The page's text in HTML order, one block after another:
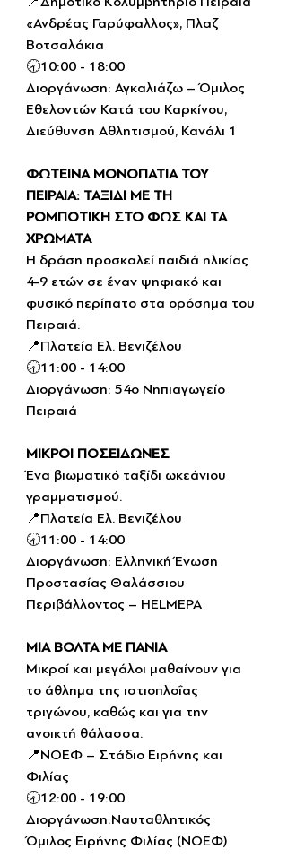
«Ανδρέας Γαρύφαλλος», Πλαζ
Βοτσαλάκια
🕣10:00 - 18:00
Διοργάνωση: Αγκαλιάζω – Όμιλος
Εθελοντών Κατά του Καρκίνου,
Διεύθυνση Αθλητισμού, Κανάλι 1
ΦΩΤΕΙΝΑ ΜΟΝΟΠΑΤΙΑ ΤΟΥ
ΠΕΙΡΑΙΑ: ΤΑΞΙΔΙ ΜΕ ΤΗ
ΡΟΜΠΟΤΙΚΗ ΣΤΟ ΦΩΣ ΚΑΙ ΤΑ
ΧΡΩΜΑΤΑ
Η δράση προσκαλεί παιδιά ηλικίας
4-9 ετών σε έναν ψηφιακό και
φυσικό περίπατο στα ορόσημα του
Πειραιά.
📍Πλατεία Ελ. Βενιζέλου
🕣11:00 - 14:00
Διοργάνωση: 54ο Νηπιαγωγείο
Πειραιά
ΜΙΚΡΟΙ ΠΟΣΕΙΔΩΝΕΣ
Ένα βιωματικό ταξίδι ωκεάνιου
γραμματισμού.
📍Πλατεία Ελ. Βενιζέλου
🕣11:00 - 14:00
Διοργάνωση: Ελληνική Ένωση
Προστασίας Θαλάσσιου
Περιβάλλοντος – HELMEPA
ΜΙΑ ΒΟΛΤΑ ΜΕ ΠΑΝΙΑ
Μικροί και μεγάλοι μαθαίνουν για
το άθλημα της ιστιοπλοΐας
τριγώνου, καθώς και για την
ανοικτή θάλασσα.
📍ΝΟΕΦ – Στάδιο Ειρήνης και
Φιλίας
🕣12:00 - 19:00
Διοργάνωση:Ναυταθλητικός
Όμιλος Ειρήνης Φιλίας (ΝΟΕΦ)